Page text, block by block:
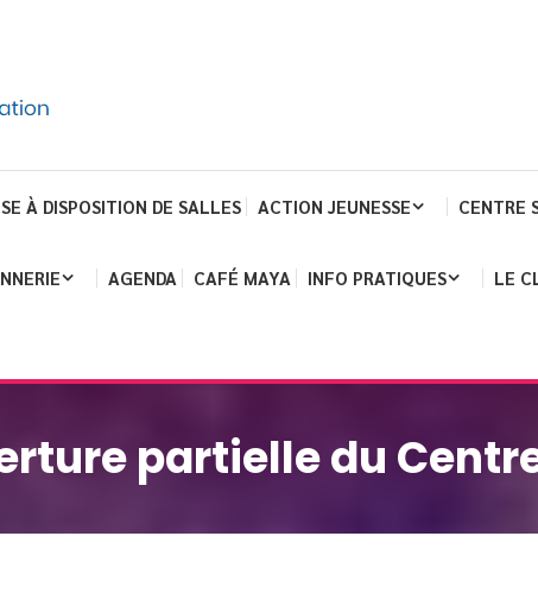
À DISPOSITION DE SALLES ACTION JEUNESSE CENTRE
AGENDA CAFÉ MAYA INFO PRATIQUES LE
partielle du